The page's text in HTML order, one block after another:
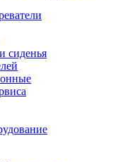
сиденья